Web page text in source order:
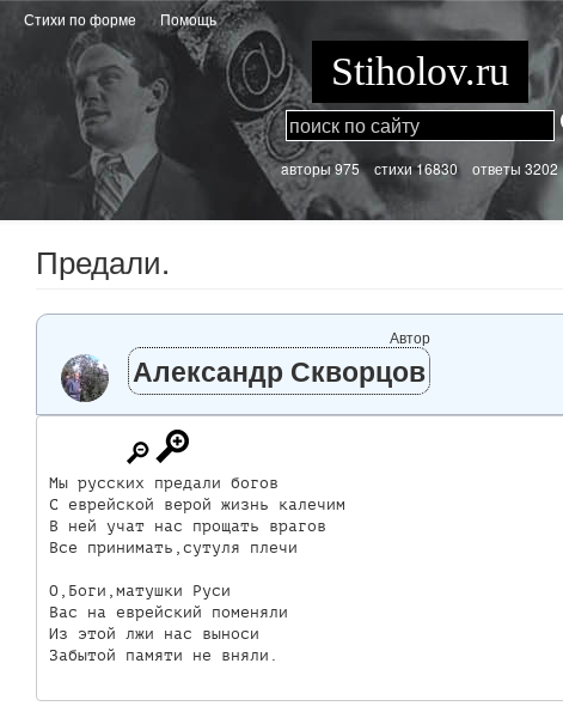
Стихи по форме Помощь
Stiholov.ru
aвторы 975 стихи16830 ответы 3202
Предали.
Автор
Александр Скворцов
Мы русских предали богов
С еврейской верой жизнь калечим
В ней учат нас прощать врагов
Все принимать,сутуля плечи
О,Боги,матушки Руси
Вас на еврейский поменяли
Из этой лжи нас выноси
Забытой памяти не вняли.